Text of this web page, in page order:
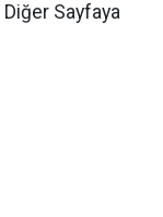
Sayfaya